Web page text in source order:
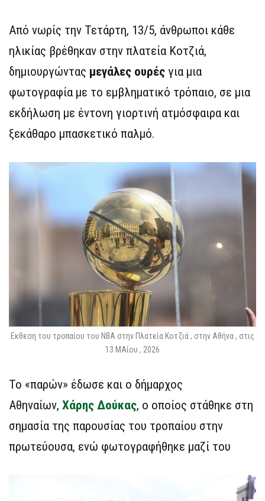
Από νωρίς την Τετάρτη, 13/5, άνθρωποι κάθε
ηλικίας βρέθηκαν στην πλατεία Κοτζιά,
δημιουργώντας μεγάλες ουρές για μια
φωτογραφία με το εμβληματικό τρόπαιο, σε μια
εκδήλωση με έντονη γιορτινή ατμόσφαιρα και
ξεκάθαρο μπασκετικό παλμό.
Εκθεση του τροπαίου του NBA στην Πλατεία Κοτζιά , στην Αθήνα , στις
13 ΜΑίου , 2026
Το «παρών» έδωσε και ο δήμαρχος
Αθηναίων, Χάρης Δούκας, ο οποίος στάθηκε στη
σημασία της παρουσίας του τροπαίου στην
πρωτεύουσα, ενώ φωτογραφήθηκε μαζί του